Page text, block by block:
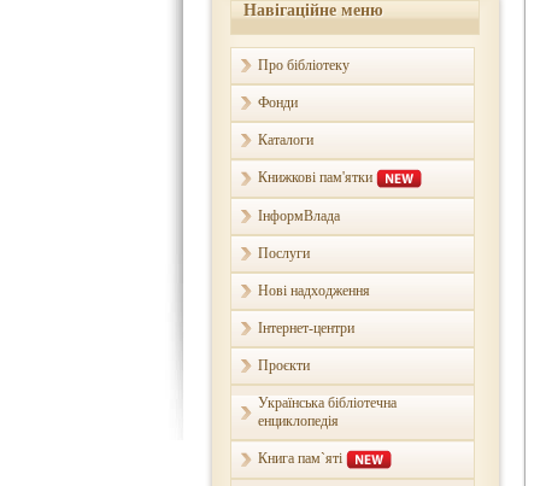
Навігаційне меню
Про бібліотеку
Фонди
Каталоги
Книжкові пам'ятки
ІнформВлада
Послуги
Нові надходження
Інтернет-центри
Проєкти
Українська бібліотечна
енциклопедія
Книга пам`яті